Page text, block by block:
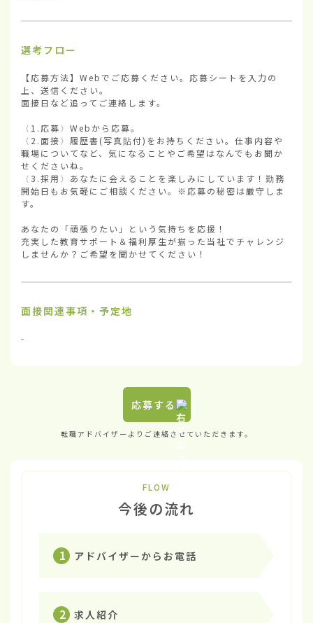
選考フロー
【応募方法】Webでご応募ください。応募シートを入力の
上、送信ください。
面接日など追ってご連絡します。
〈1.応募〉Webから応募。
〈2.面接〉履歴書(写真貼付)をお持ちください。仕事内容や
職場についてなど、気になることやご希望はなんでもお聞か
せくださいね。
〈3.採用〉あなたに会えることを楽しみにしています！勤務
開始日もお気軽にご相談ください。※応募の秘密は厳守しま
す。
あなたの「頑張りたい」という気持ちを応援！
充実した教育サポート＆福利厚生が揃った当社でチャレンジ
しませんか？ご希望を聞かせてください！
面接関連事項・予定地
-
応募する
転職アドバイザーよりご連絡させていただきます。
FLOW
今後の流れ
1 アドバイザーからお電話
2 求人紹介